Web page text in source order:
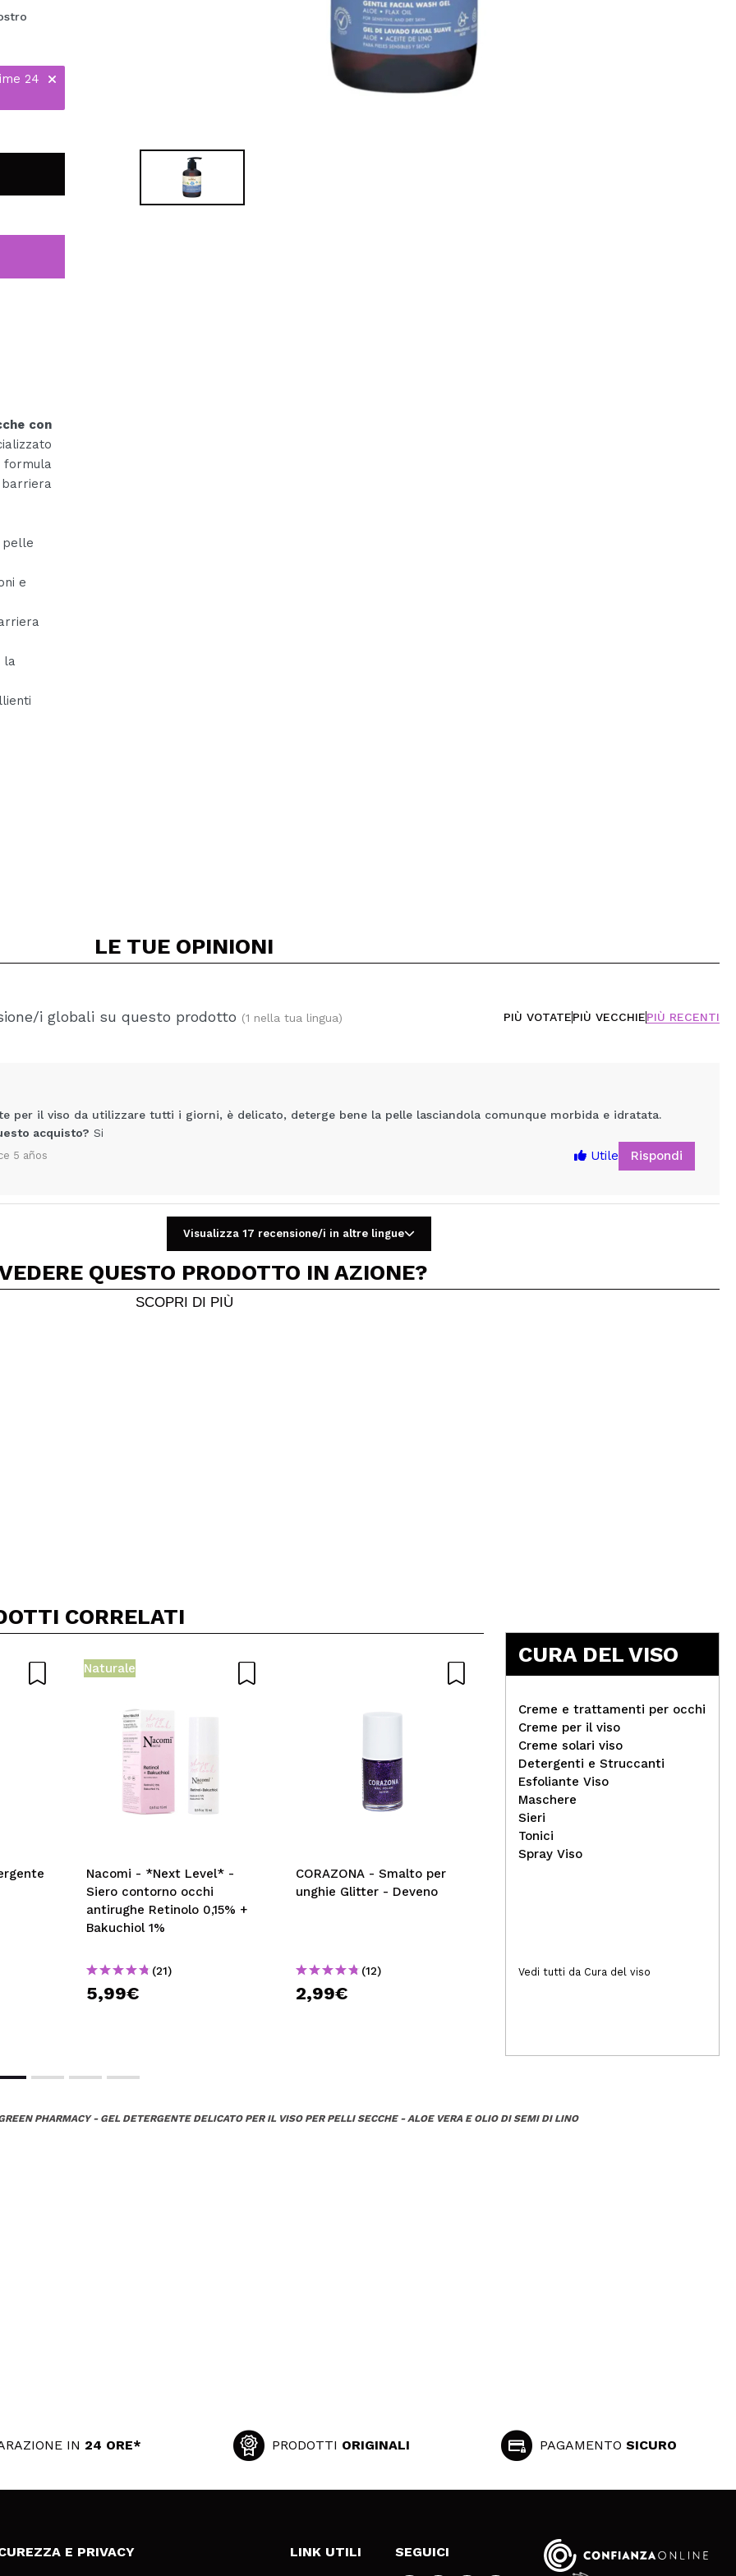
CREARE UN ACCOUNT
24
con
pelle
e
la
LE TUE OPINIONI
i globali su questo prodotto (1 nella tua lingua) PIÙ VOTATEPIÙ VECCHIEPIÙ RECENTI
Condividi un video o una foto
Il tuo video potrebbe essere il primo. Immaginalo...
per il viso da utilizzare tutti i giorni, è delicato, deterge bene la pelle lasciandola comunque morbida e idratata.
acquisto? Si
5 años Utile Rispondi
Visualizza 17 recensione/i in altre lingue
QUESTO PRODOTTO IN AZIONE?
SCOPRI DI PIÙ
CORRELATI
Naturale
Nacomi - *Next Level* -
Siero contorno occhi
antirughe Retinolo 0,15% +
Bakuchiol 1%
(21)
5,99€
CORAZONA - Smalto per
unghie Glitter - Deveno
(12)
2,99€
The Fruit Company -
Salviette biodegradabili -
Cocco
(8)
CURA DEL VISO
Creme e trattamenti per occhi
Creme per il viso
Creme solari viso
Detergenti e Struccanti
Esfoliante Viso
Maschere
Sieri
Tonici
Spray Viso
Vedi tutti da Cura del viso
PHARMACY - GEL DETERGENTE DELICATO PER IL VISO PER PELLI SECCHE - ALOE VERA E OLIO DI SEMI DI LINO
IN 24 ORE* PRODOTTI ORIGINALI PAGAMENTO SICURO
E PRIVACY LINK UTILI SEGUICI